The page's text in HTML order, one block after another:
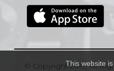
© Copyright 2019, All
This website